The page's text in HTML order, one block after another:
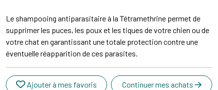
Le shampooing antiparasitaire à la Tétramethrine permet de
supprimer les puces, les poux et les tiques de votre chien ou de
votre chat en garantissant une totale protection contre une
éventuelle réapparition de ces parasites.
Ajouter à mes favoris Continuer mes achats